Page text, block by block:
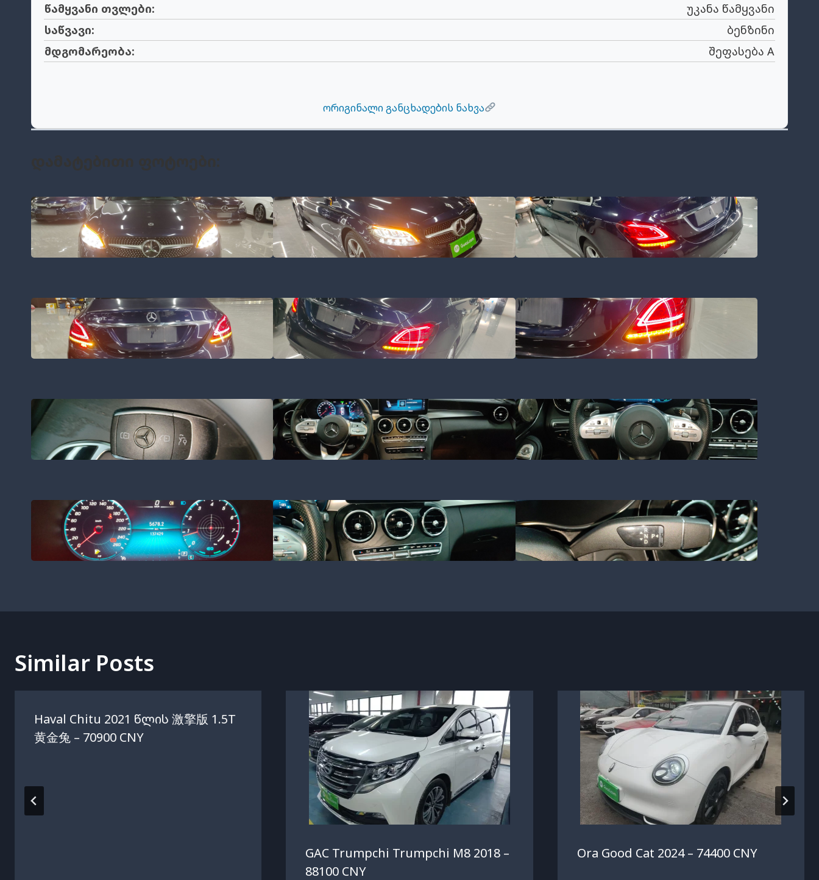
წამყვანი თვლები:
უკანა წამყვანი
საწვავი:
ბენზინი
მდგომარეობა:
შეფასება A
ორიგინალი განცხადების ნახვა
Similar Posts
Haval Chitu 2021 Წლის 激擎版 1.5T
黄金兔 – 70900 CNY
GAC Trumpchi Trumpchi M8 2018 –
88100 CNY
Ora Good Cat 2024 – 74400 CNY